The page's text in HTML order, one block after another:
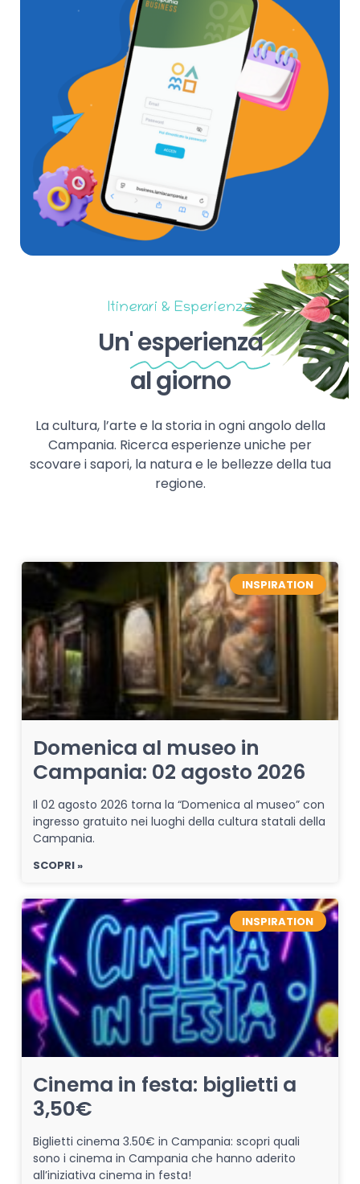
Itinerari & Esperienze
Un'esperienza
al giorno
La cultura, l’arte e la storia in ogni angolo della
Campania. Ricerca esperienze uniche per
scovare i sapori, la natura e le bellezze della tua
regione.
INSPIRATION
Domenica al museo in
Campania: 02 agosto 2026
Il 02 agosto 2026 torna la “Domenica al museo” con
ingresso gratuito nei luoghi della cultura statali della
Campania.
SCOPRI »
INSPIRATION
Cinema in festa: biglietti a
3,50€
Biglietti cinema 3.50€ in Campania: scopri quali
sono i cinema in Campania che hanno aderito
all’iniziativa cinema in festa!